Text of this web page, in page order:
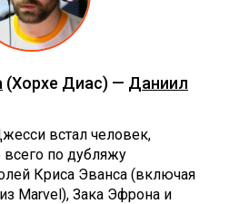
(Хорхе Диас) — Даниил
встал человек,
по дубляжу
Криса Эванса (включая
Marvel), Зака Эфрона и